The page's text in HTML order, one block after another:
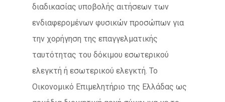
διαδικασίας υποβολής αιτήσεων των
ενδιαφερομένων φυσικών προσώπων για
την χορήγηση της επαγγελματικής
ταυτότητας του δόκιμου εσωτερικού
ελεγκτή ή εσωτερικού ελεγκτή. Το
Οικονομικό Επιμελητήριο της Ελλάδας ως